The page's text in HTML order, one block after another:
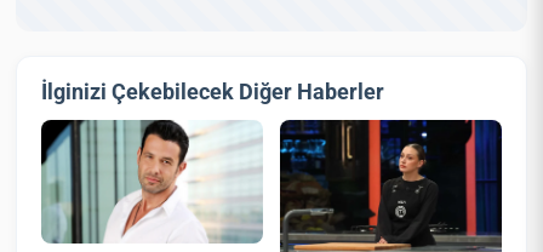
İlginizi Çekebilecek Diğer Haberler